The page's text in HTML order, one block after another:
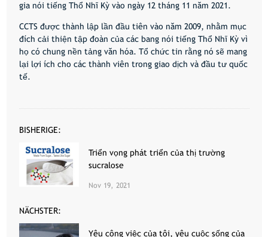
gia nói tiếng Thổ Nhĩ Kỳ vào ngày 12 tháng 11 năm 2021.
CCTS được thành lập lần đầu tiên vào năm 2009, nhằm mục
đích cải thiện tập đoàn của các bang nói tiếng Thổ Nhĩ Kỳ vì
họ có chung nền tảng văn hóa. Tổ chức tin rằng nó sẽ mang
lại lợi ích cho các thành viên trong giao dịch và đầu tư quốc
tế.
BISHERIGE:
Triển vọng phát triển của thị trường
sucralose
Nov 19, 2021
NÄCHSTER:
Yêu công việc của tôi, yêu cuộc sống của